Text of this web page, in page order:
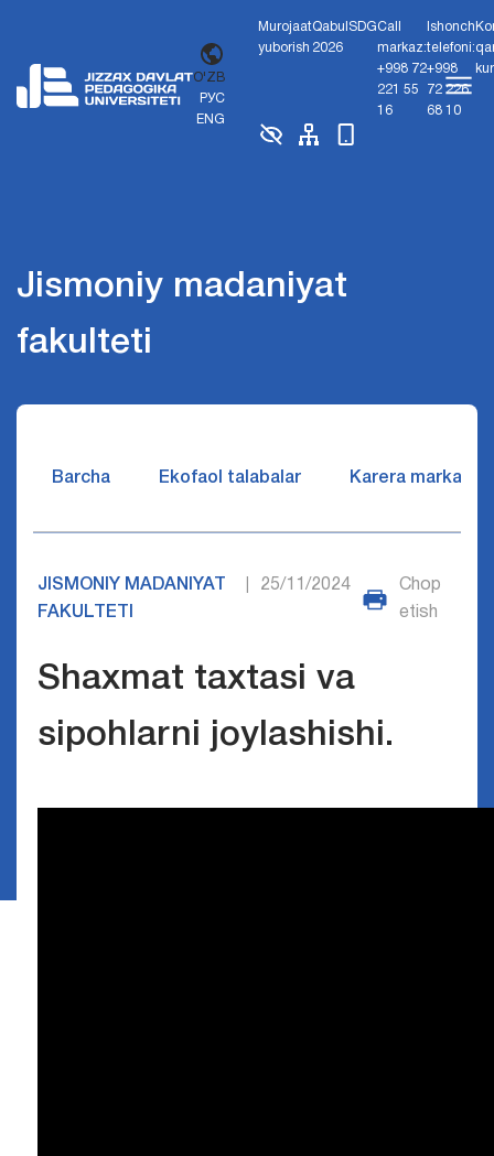
O'ZB
РУС
ENG
Murojaat
yuborish
Qabul
2026
SDGCall
markaz:
+998 72
221 55
16
Ishonch
telefoni:
+998
72 226
68 10
Jismoniy madaniyat
fakulteti
Barcha Ekofaol talabalar Karera markazi
JISMONIY MADANIYAT
FAKULTETI
25/11/2024
Chop
etish
Shaxmat taxtasi va
sipohlarni joylashishi.